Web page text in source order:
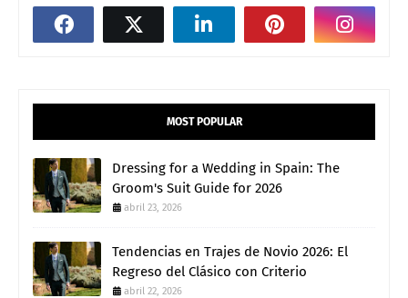
MOST POPULAR
Dressing for a Wedding in Spain: The
Groom's Suit Guide for 2026
abril 23, 2026
Tendencias en Trajes de Novio 2026: El
Regreso del Clásico con Criterio
abril 22, 2026